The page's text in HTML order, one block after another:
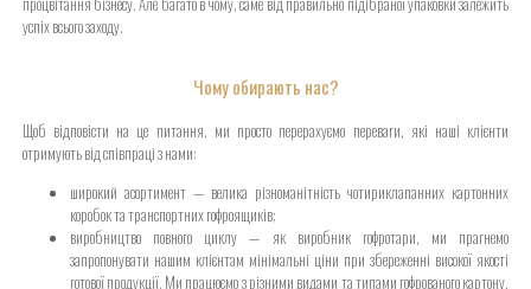
успіх всього заходу.
Чому обирають нас?
Щоб відповісти на це питання, ми просто перерахуємо переваги, які наші клієнти
отримують від співпраці з нами:
широкий асортимент — велика різноманітність чотириклапанних картонних
коробок та транспортних гофроящиків;
виробництво повного циклу — як виробник гофротари, ми прагнемо
запропонувати нашим клієнтам мінімальні ціни при збереженні високої якості
готової продукції. Ми працюємо з різними видами та типами гофрованого картону,